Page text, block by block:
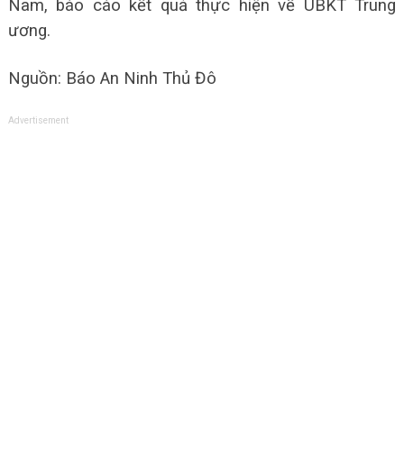
Nam, báo cáo kết quả thực hiện về UBKT Trung
ương.
Nguồn: Báo An Ninh Thủ Đô
Advertisement